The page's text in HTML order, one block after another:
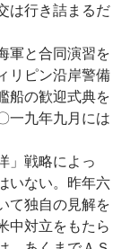
は行き詰まるだ
軍と合同演習を
リピン沿岸警備
船の歓迎式典を
一九年九月には
」戦略によっ
いない。昨年六
て独自の見解を
中対立をもたら